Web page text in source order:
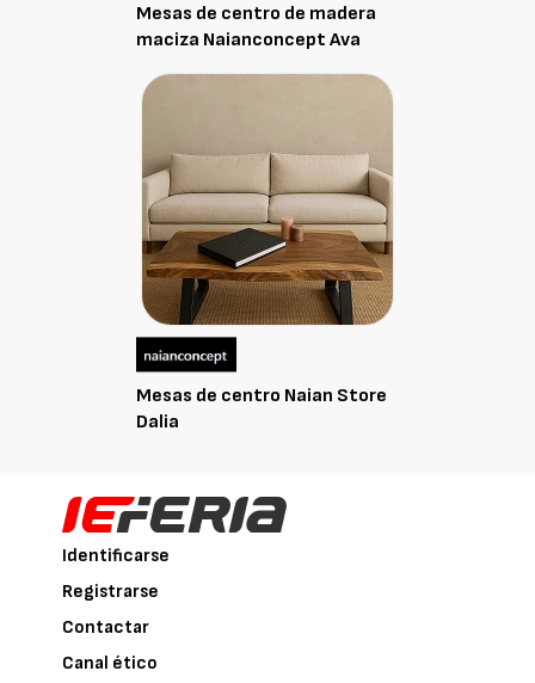
Mesas de centro de madera
maciza Naianconcept Ava
Mesas de centro Naian Store
Dalia
Identificarse
Registrarse
Contactar
Canal ético